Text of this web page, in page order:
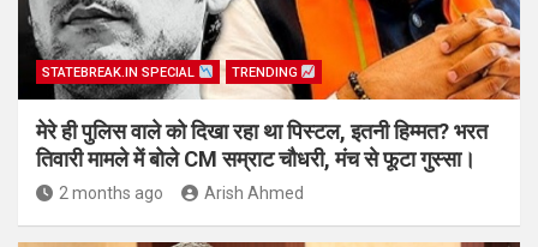
STATEBREAK.IN SPECIAL TRENDING
मेरे ही पुलिस वाले को दिखा रहा था पिस्टल, इतनी हिम्मत? भरत
तिवारी मामले में बोले CM सम्राट चौधरी, मंच से फूटा गुस्सा।
2 months ago Arish Ahmed